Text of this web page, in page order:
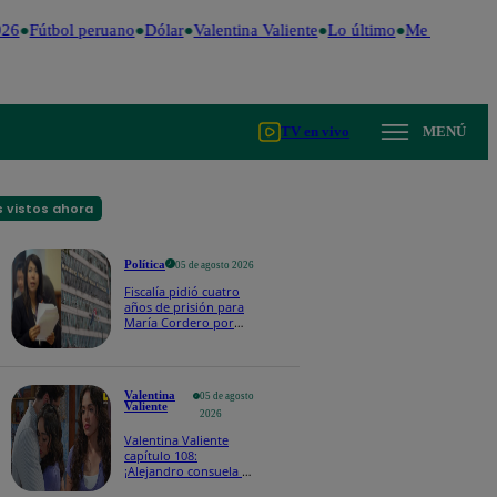
Fútbol peruano Dólar Valentina Valiente Lo último Me Caigo de
TV en vivo MENÚ
vistos ahora
Política 05 de agosto 2026
Fiscalía pidió cuatro
años de prisión para
María Cordero por
Valentina
Valiente
05 de agosto
2026
Valentina Valiente
capítulo 108:
¡Alejandro consuela a